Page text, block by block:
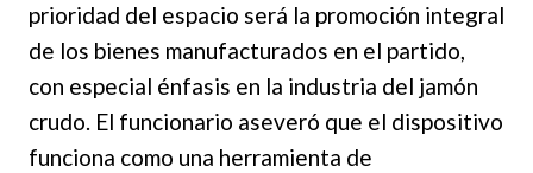
prioridad del espacio será la promoción integral
de los bienes manufacturados en el partido,
con especial énfasis en la industria del jamón
crudo. El funcionario aseveró que el dispositivo
funciona como una herramienta de